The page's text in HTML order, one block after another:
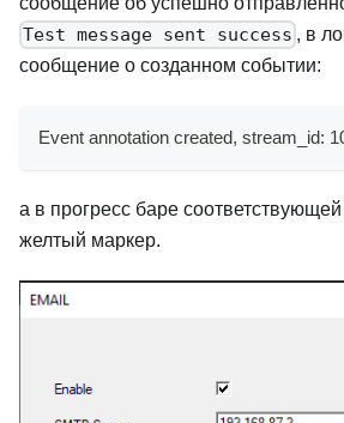
Test message sent success , в
сообщение о созданном событии:
Event annotation created, stream_id:
а в прогресс баре
желтый маркер.